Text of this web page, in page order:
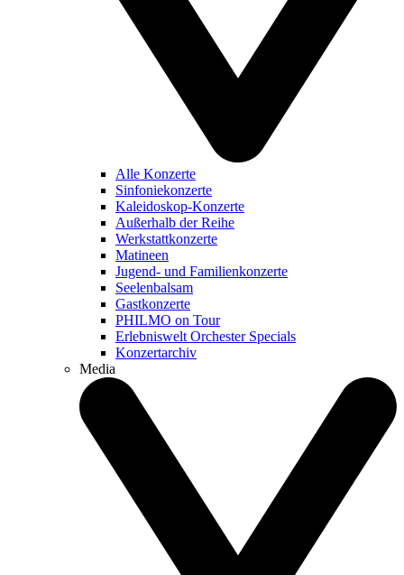
Alle Konzerte
Sinfoniekonzerte
Kaleidoskop-Konzerte
Außerhalb der Reihe
Werkstattkonzerte
Matineen
Jugend- und Familienkonzerte
Seelenbalsam
Gastkonzerte
PHILMO on Tour
Erlebniswelt Orchester Specials
Konzertarchiv
Media